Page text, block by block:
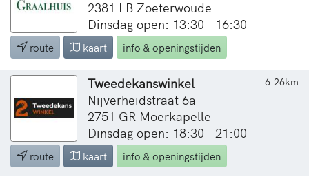
2381 LB Zoeterwoude
Dinsdag open: 13:30 - 16:30
route kaart info & openingstijden
6.26km
Tweedekanswinkel
Nijverheidstraat 6a
2751 GR Moerkapelle
Dinsdag open: 18:30 - 21:00
route kaart info & openingstijden